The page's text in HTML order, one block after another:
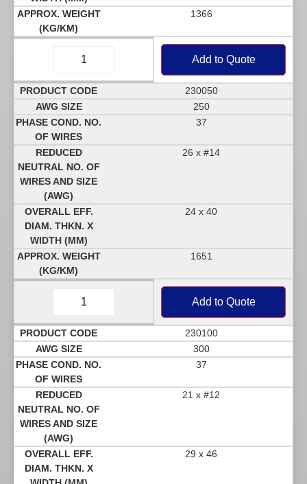
1366
Add to Quote
230050
250
37
26 x #14
24 x 40
1651
Add to Quote
230100
300
37
21 x #12
29 x 46